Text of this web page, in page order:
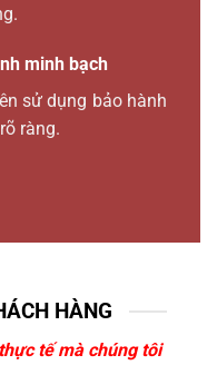
minh bạch
sử dụng bảo hành
ràng.
HÀNG
tế mà chúng tôi